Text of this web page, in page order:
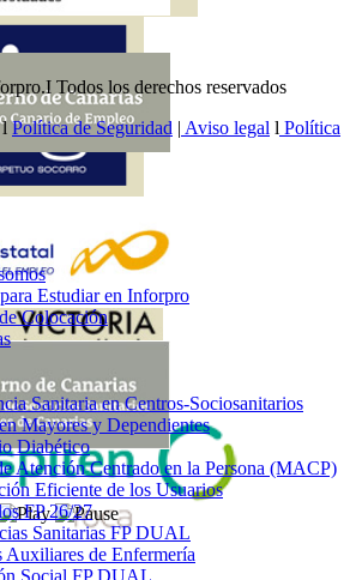
Todos los derechos reservados
Política de Seguridad | Aviso legal l Política
Estudiar en Inforpro
Colocación
Sanitaria en Centros-Sociosanitarios
Mayores y Dependientes
Diabético
Atención Centrado en la Persona (MACP)
Eficiente de los Usuarios
FP 26/27
Sanitarias FP DUAL
Auxiliares de Enfermería
Social FP DUAL